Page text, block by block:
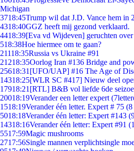
Michigan
3718:45Trump wil dat J.D. Vance hem in
4318:40GGZ heeft mij gezond verklaard.
4418:39[Eva vd Wijdeven] geruchten
518:38Hoe hiermee om te gaan?
21118:35Russia vs Ukraine #91
21218:35Oorlog Iran #136 Bridge and
25618:31 [UFO/UAP] #16 The Age of
14318:25[WLR SC #417] Nieuw deel
17918:21 [RTL] B&B vol liefde 6de
20018:19Verander een letter expert
1518:19Verander één letter. Expert # 75 (8
5018:18Verander één letter: Expert #143
14318:16Verander één letter: Expert #91
5517:59Magic mushrooms
2717:56Single mannen verplichtsingle